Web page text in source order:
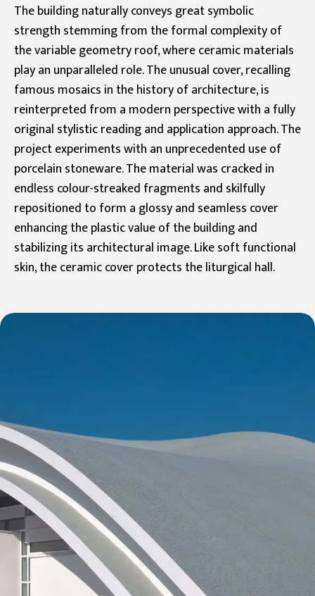
The building naturally conveys great symbolic
strength stemming from the formal complexity of
the variable geometry roof, where ceramic materials
play an unparalleled role. The unusual cover, recalling
famous mosaics in the history of architecture, is
reinterpreted from a modern perspective with a fully
original stylistic reading and application approach. The
project experiments with an unprecedented use of
porcelain stoneware. The material was cracked in
endless colour-streaked fragments and skilfully
repositioned to form a glossy and seamless cover
enhancing the plastic value of the building and
stabilizing its architectural image. Like soft functional
skin, the ceramic cover protects the liturgical hall.